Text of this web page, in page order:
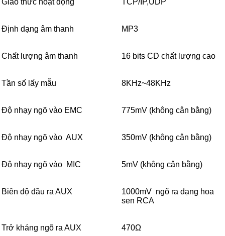
Định dạng âm thanh MP3
Chất lượng âm thanh 16 bits CD chất lượng cao
Tần số lấy mẫu 8KHz~48KHz
Độ nhạy ngõ vào EMC 775mV (không cân bằng)
Độ nhạy ngõ vào AUX 350mV (không cân bằng)
Độ nhạy ngõ vào MIC 5mV (không cân bằng)
Biên độ đầu ra AUX
1000mV ngõ ra dạng hoa
sen RCA
Trở kháng ngõ ra AUX 470Ω